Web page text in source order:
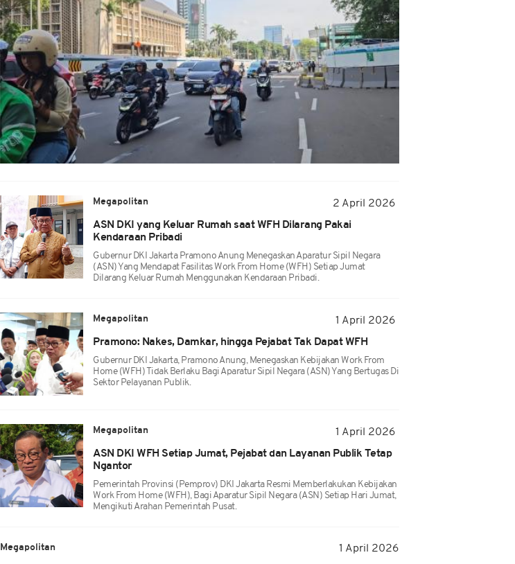
Megapolitan
2 April 2026
ASN DKI yang Keluar Rumah saat WFH Dilarang Pakai
Kendaraan Pribadi
Gubernur DKI Jakarta Pramono Anung Menegaskan Aparatur Sipil Negara
(ASN) Yang Mendapat Fasilitas Work From Home (WFH) Setiap Jumat
Dilarang Keluar Rumah Menggunakan Kendaraan Pribadi.
Megapolitan
1 April 2026
Pramono: Nakes, Damkar, hingga Pejabat Tak Dapat WFH
Gubernur DKI Jakarta, Pramono Anung, Menegaskan Kebijakan Work From
Home (WFH) Tidak Berlaku Bagi Aparatur Sipil Negara (ASN) Yang Bertugas Di
Sektor Pelayanan Publik.
Megapolitan
1 April 2026
ASN DKI WFH Setiap Jumat, Pejabat dan Layanan Publik Tetap
Ngantor
Pemerintah Provinsi (Pemprov) DKI Jakarta Resmi Memberlakukan Kebijakan
Work From Home (WFH), Bagi Aparatur Sipil Negara (ASN) Setiap Hari Jumat,
Mengikuti Arahan Pemerintah Pusat.
Megapolitan 1 April 2026